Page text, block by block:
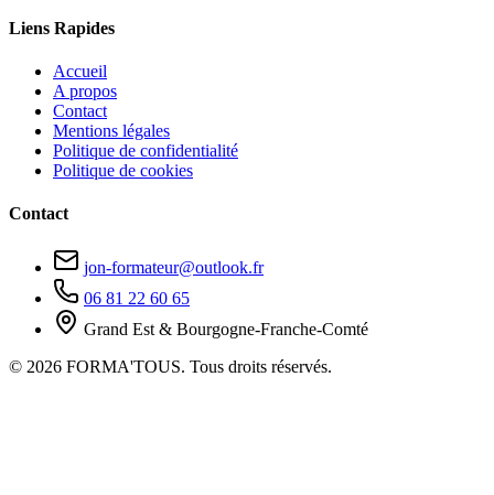
Liens Rapides
Accueil
A propos
Contact
Mentions légales
Politique de confidentialité
Politique de cookies
Contact
jon-formateur@outlook.fr
06 81 22 60 65
Grand Est & Bourgogne-Franche-Comté
© 2026 FORMA'TOUS. Tous droits réservés.